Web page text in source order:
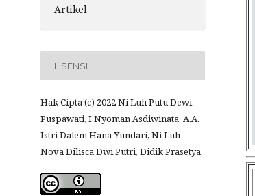
Artikel
LISENSI
Hak Cipta (c) 2022 Ni Luh Putu Dewi
Puspawati, I Nyoman Asdiwinata, A.A.
Istri Dalem Hana Yundari, Ni Luh
Nova Dilisca Dwi Putri, Didik Prasetya